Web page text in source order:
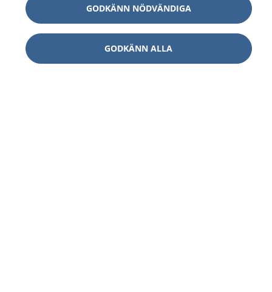
GODKÄNN NÖDVÄNDIGA
GODKÄNN ALLA